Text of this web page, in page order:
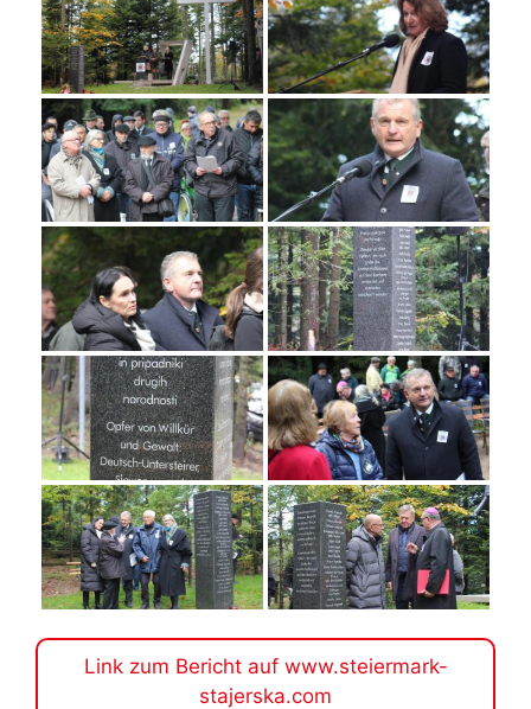
Link zum Bericht auf www.steiermark-
stajerska.com